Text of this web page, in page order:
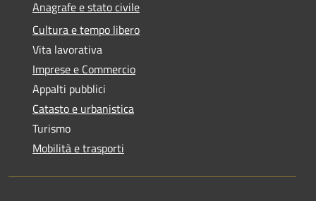
Anagrafe e stato civile
Cultura e tempo libero
Vita lavorativa
Imprese e Commercio
Appalti pubblici
Catasto e urbanistica
Turismo
Mobilità e trasporti